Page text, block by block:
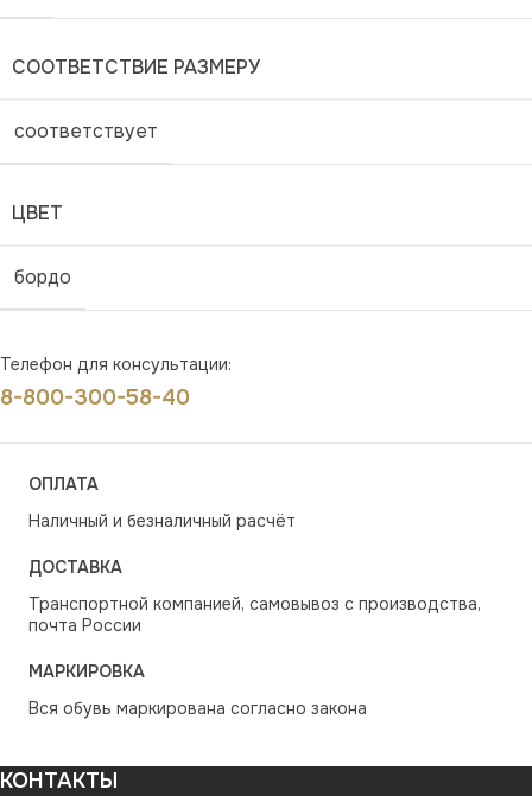
СООТВЕТСТВИЕ РАЗМЕРУ
соответствует
ЦВЕТ
бордо
Телефон для консультации:
8-800-300-58-40
ОПЛАТА
Наличный и безналичный расчёт
ДОСТАВКА
Транспортной компанией, самовывоз с производства,
почта России
МАРКИРОВКА
Вся обувь маркирована согласно закона
КОНТАКТЫ